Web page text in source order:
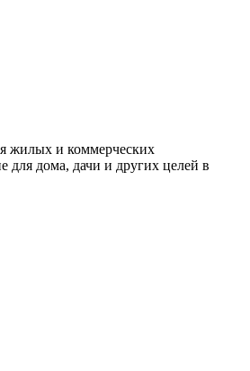
жилых и коммерческих
дома, дачи и других целей в